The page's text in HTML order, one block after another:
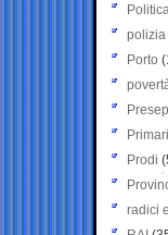
polizia
Porto
Prodi
radici